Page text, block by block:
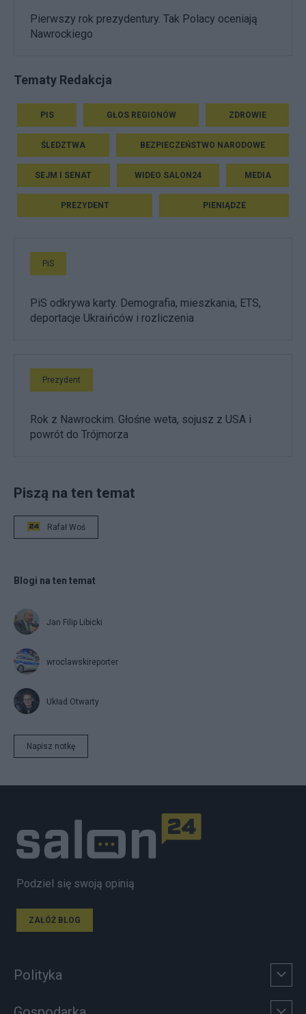
Pierwszy rok prezydentury. Tak Polacy oceniają
Nawrockiego
Tematy Redakcja
PIS GŁOS REGIONÓW ZDROWIE
ŚLEDZTWA BEZPIECZEŃSTWO NARODOWE
SEJM I SENAT WIDEO SALON24 MEDIA
PREZYDENT PIENIĄDZE
PiS
PiS odkrywa karty. Demografia, mieszkania, ETS,
deportacje Ukraińców i rozliczenia
Prezydent
Rok z Nawrockim. Głośne weta, sojusz z USA i
powrót do Trójmorza
Piszą na ten temat
Rafał Woś
Blogi na ten temat
Jan Filip Libicki
wroclawskireporter
Układ Otwarty
Napisz notkę
Podziel się swoją opinią
ZAŁÓŻ BLOG
Polityka